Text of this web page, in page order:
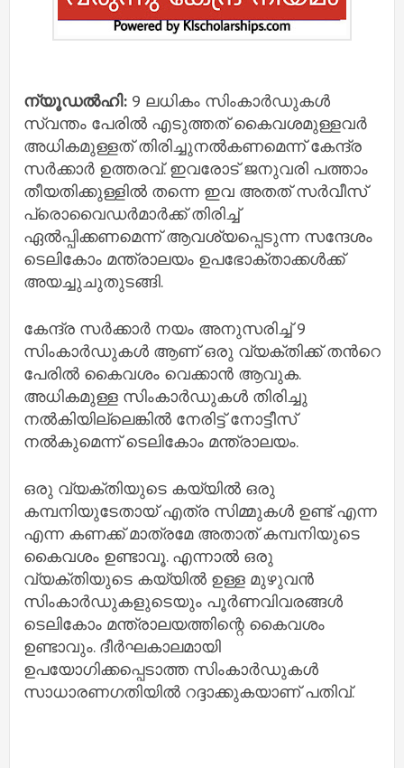
ന്യൂഡൽഹി: 9 ലധികം സിംകാർഡുകൾ
സ്വന്തം പേരിൽ എടുത്തത് കൈവശമുള്ളവർ
അധികമുള്ളത് തിരിച്ചുനൽകണമെന്ന് കേന്ദ്ര
സർക്കാർ ഉത്തരവ്. ഇവരോട് ജനുവരി പത്താം
തീയതിക്കുള്ളിൽ തന്നെ ഇവ അതത് സർവീസ്
പ്രൊവൈഡർമാർക്ക് തിരിച്ച്
ഏൽപ്പിക്കണമെന്ന് ആവശ്യപ്പെടുന്ന സന്ദേശം
ടെലികോം മന്ത്രാലയം ഉപഭോക്താക്കൾക്ക്
അയച്ചുചുതുടങ്ങി.
കേന്ദ്ര സർക്കാർ നയം അനുസരിച്ച് 9
സിംകാർഡുകൾ ആണ് ഒരു വ്യക്തിക്ക് തൻറെ
പേരിൽ കൈവശം വെക്കാൻ ആവുക.
അധികമുള്ള സിംകാർഡുകൾ തിരിച്ചു
നൽകിയില്ലെങ്കിൽ നേരിട്ട് നോട്ടീസ്
നൽകുമെന്ന് ടെലികോം മന്ത്രാലയം.
ഒരു വ്യക്തിയുടെ കയ്യിൽ ഒരു
കമ്പനിയുടേതായ് എത്ര സിമ്മുകൾ ഉണ്ട് എന്ന
എന്ന കണക്ക് മാത്രമേ അതാത് കമ്പനിയുടെ
കൈവശം ഉണ്ടാവൂ. എന്നാൽ ഒരു
വ്യക്തിയുടെ കയ്യിൽ ഉള്ള മുഴുവൻ
സിംകാർഡുകളുടെയും പൂർണവിവരങ്ങൾ
ടെലികോം മന്ത്രാലയത്തിന്റെ കൈവശം
ഉണ്ടാവും. ദീർഘകാലമായി
ഉപയോഗിക്കപ്പെടാത്ത സിംകാർഡുകൾ
സാധാരണഗതിയിൽ റദ്ദാക്കുകയാണ് പതിവ്.